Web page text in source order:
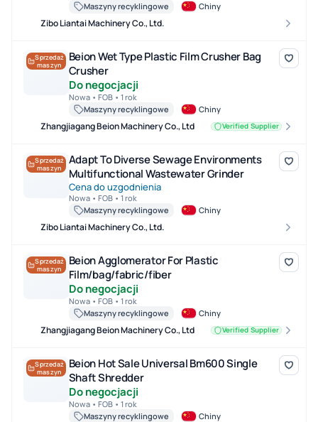
Maszyny recyklingowe
Chiny
Zibo Liantai Machinery Co., Ltd.
Beion Wet Type Plastic Film Crusher Bag Crusher
Sprzedaż
maszyn
Beion Wet Type Plastic Film Crusher Bag
Crusher
Do negocjacji
Nowa • FOB • 1 rok
Maszyny recyklingowe
Chiny
Zhangjiagang Beion Machinery Co., Ltd Verified Supplier
Adapt To Diverse Sewage Environments Multifunctional
Sprzedaż
maszyn
Adapt To Diverse Sewage Environments
Multifunctional Wastewater Grinder
Cena do uzgodnienia
Nowa • FOB • 1 rok
Maszyny recyklingowe
Chiny
Zibo Liantai Machinery Co., Ltd.
Beion Agglomerator For Plastic Film/bag/fabric/fiber
Sprzedaż
maszyn
Beion Agglomerator For Plastic
Film/bag/fabric/fiber
Do negocjacji
Nowa • FOB • 1 rok
Maszyny recyklingowe
Chiny
Zhangjiagang Beion Machinery Co., Ltd Verified Supplier
Beion Hot Sale Universal Bm600 Single Shaft Shredder
Sprzedaż
maszyn
Beion Hot Sale Universal Bm600 Single
Shaft Shredder
Do negocjacji
Nowa • FOB • 1 rok
Maszyny recyklingowe
Chiny